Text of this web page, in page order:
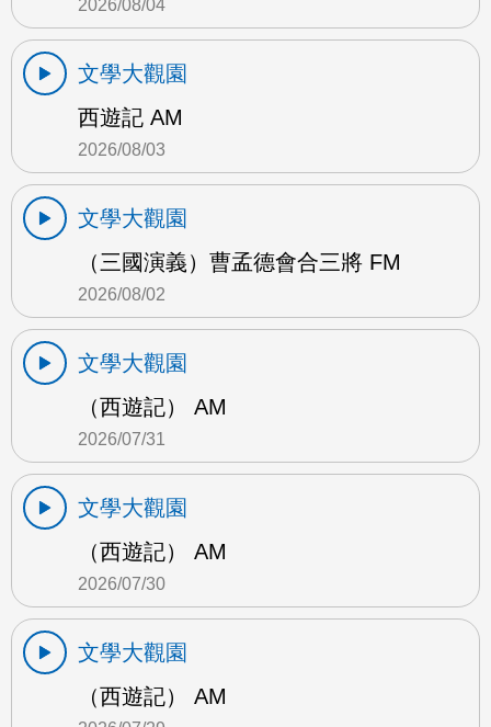
2026/08/04
文學大觀園
西遊記 AM
2026/08/03
文學大觀園
（三國演義）曹孟德會合三將 FM
2026/08/02
文學大觀園
（西遊記） AM
2026/07/31
文學大觀園
（西遊記） AM
2026/07/30
文學大觀園
（西遊記） AM